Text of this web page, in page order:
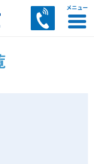
内